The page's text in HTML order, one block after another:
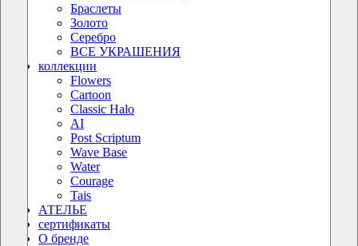
Браслеты
Золото
Серебро
ВСЕ УКРАШЕНИЯ
коллекции
Flowers
Cartoon
Classic Halo
AI
Post Scriptum
Wave Base
Water
Courage
Tais
АТЕЛЬЕ
сертификаты
О бренде